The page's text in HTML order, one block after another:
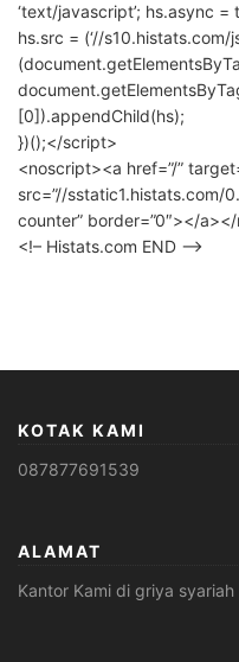
‘text/javascript’; hs.async =
hs.src = (‘//s10.histats.com/
[0]).appendChild(hs);
})();</script>
<noscript><a href=”/”
src=”//sstatic1.histats.com/
counter” border=”0″></
<!– Histats.com END –>
KOTAK KAMI
087877691539
ALAMAT
Kantor Kami di griya